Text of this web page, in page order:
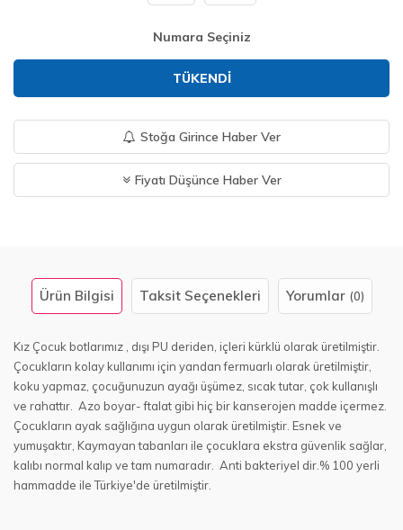
Numara Seçiniz
TÜKENDI
Stoğa Girince Haber Ver
Fiyatı Düşünce Haber Ver
Ürün Bilgisi Taksit Seçenekleri Yorumlar (0)
Kız Çocuk botlarımız , dışı PU deriden, içleri kürklü olarak üretilmiştir.
Çocukların kolay kullanımı için yandan fermuarlı olarak üretilmiştir,
koku yapmaz, çocuğunuzun ayağı üşümez, sıcak tutar, çok kullanışlı
ve rahattır. Azo boyar- ftalat gibi hiç bir kanserojen madde içermez.
Çocukların ayak sağlığına uygun olarak üretilmiştir. Esnek ve
yumuşaktır, Kaymayan tabanları ile çocuklara ekstra güvenlik sağlar,
kalıbı normal kalıp ve tam numaradır. Anti bakteriyel dir.% 100 yerli
hammadde ile Türkiye'de üretilmiştir.